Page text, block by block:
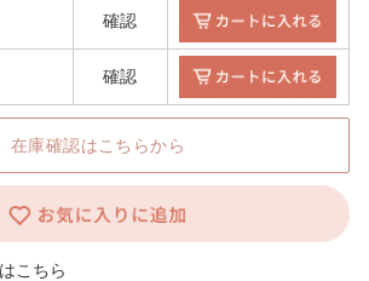
確認
確認
在庫確認はこちらから
こちら